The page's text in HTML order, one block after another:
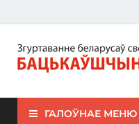
ЗБС
ГАЛОЎНАЕ МЕНЮ